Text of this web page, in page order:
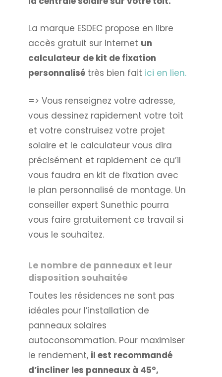
La marque ESDEC propose en libre
accès gratuit sur Internet un
calculateur de kit de fixation
personnalisétrès bien fait ici en lien.
=> Vous renseignez votre adresse,
vous dessinez rapidement votre toit
et votre construisez votre projet
solaire et le calculateur vous dira
précisément et rapidement ce qu’il
vous faudra en kit de fixation avec
le plan personnalisé de montage. Un
conseiller expert Sunethic pourra
vous faire gratuitement ce travail si
vous le souhaitez.
Le nombre de panneaux et leur
disposition souhaitée
Toutes les résidences ne sont pas
idéales pour l’installation de
panneaux solaires
autoconsommation. Pour maximiser
le rendement, il est recommandé
d’incliner les panneaux à 45°,